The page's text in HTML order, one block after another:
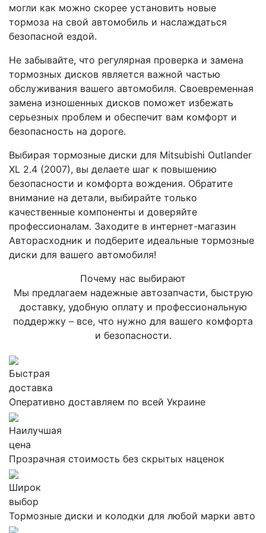
могли как можно скорее установить новые
тормоза на свой автомобиль и наслаждаться
безопасной ездой.
Не забывайте, что регулярная проверка и замена
тормозных дисков является важной частью
обслуживания вашего автомобиля. Своевременная
замена изношенных дисков поможет избежать
серьезных проблем и обеспечит вам комфорт и
безопасность на дороге.
Выбирая тормозные диски для Mitsubishi Outlander
XL 2.4 (2007), вы делаете шаг к повышению
безопасности и комфорта вождения. Обратите
внимание на детали, выбирайте только
качественные компоненты и доверяйте
профессионалам. Заходите в интернет-магазин
Авторасходник и подберите идеальные тормозные
диски для вашего автомобиля!
Почему нас выбирают
Мы предлагаем надежные автозапчасти, быструю
доставку, удобную оплату и профессиональную
поддержку – все, что нужно для вашего комфорта
и безопасности.
Быстрая
доставка
Оперативно доставляем по всей Украине
Наилучшая
цена
Прозрачная стоимость без скрытых наценок
Широк
выбор
Тормозные диски и колодки для любой марки авто